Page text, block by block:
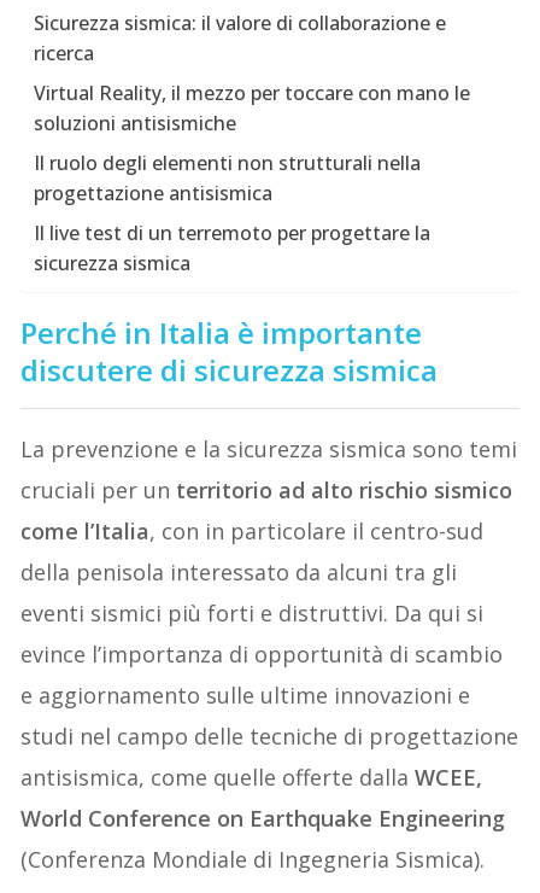
Sicurezza sismica: il valore di collaborazione e
ricerca
Virtual Reality, il mezzo per toccare con mano le
soluzioni antisismiche
Il ruolo degli elementi non strutturali nella
progettazione antisismica
Il live test di un terremoto per progettare la
sicurezza sismica
Perché in Italia è importante
discutere di sicurezza sismica
La prevenzione e la sicurezza sismica sono temi
cruciali per un territorio ad alto rischio sismico
come l’Italia, con in particolare il centro-sud
della penisola interessato da alcuni tra gli
eventi sismici più forti e distruttivi. Da qui si
evince l’importanza di opportunità di scambio
e aggiornamento sulle ultime innovazioni e
studi nel campo delle tecniche di progettazione
antisismica, come quelle offerte dallaWCEE,
World Conference on Earthquake Engineering
(Conferenza Mondiale di Ingegneria Sismica).